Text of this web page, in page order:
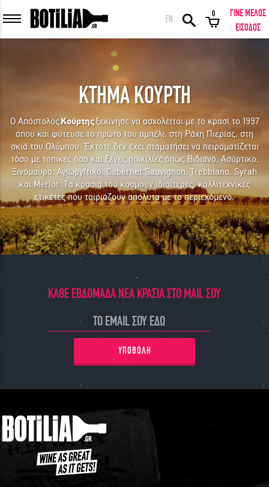
ΕΙΣΟΔΟΣ ΜΕΛΩΝ
ΕΙΣΟΔΟΣ Ξέχασα τον κωδικό μου!
ΕΙΣΟΔΟΣ ΜΕ FACEBOOK
ΕΚΠΛΗΚΤΙΚΑ ΚΡΑΣΙΑ ΑΠΟ ΟΛΟ ΤΟΝ ΚΟΣΜΟ ΣΤΗΝ ΠΟΡΤΑ ΣΟΥ ΣΕ
ΜΟΝΑΔΙΚΕΣ ΠΡΟΣΦΟΡΕΣ!
ΓΙΝΕ ΜΕΛΟΣ
EN
0
ΓΙΝΕ ΜΕΛΟΣ
ΕΙΣΟΔΟΣ
ΚΤΗΜΑ ΚΟΥΡΤΗ
Ο ΑπόστολοςΚούρτηςξεκίνησε να ασχολείται με το κρασί το 1997
όπου και φύτευσε το πρώτο του αμπέλι, στη Ράχη Πιερίας, στη
σκιά του Ολύμπου. Έκτοτε δεν έχει σταματήσει να πειραματίζεται
τόσο με τοπικές όσο και ξένες ποικιλίες όπως Βιδιανό, Ασύρτικο,
Ξινόμαυρο, Αγιωργίτικο, Cabernet Sauvignon, Trebbiano, Syrah
και Merlot. Tα κρασιά του κοσμούν ιδιαίτερες, καλλιτεχνικές
ετικέτες που ταιριάζουν απόλυτα με το περιεχόμενο.
ΚΑΘΕ ΕΒΔΟΜΑΔΑ ΝΕΑ ΚΡΑΣΙΑ ΣΤΟ MAIL ΣΟΥ
ΥΠΟΒΟΛΗ